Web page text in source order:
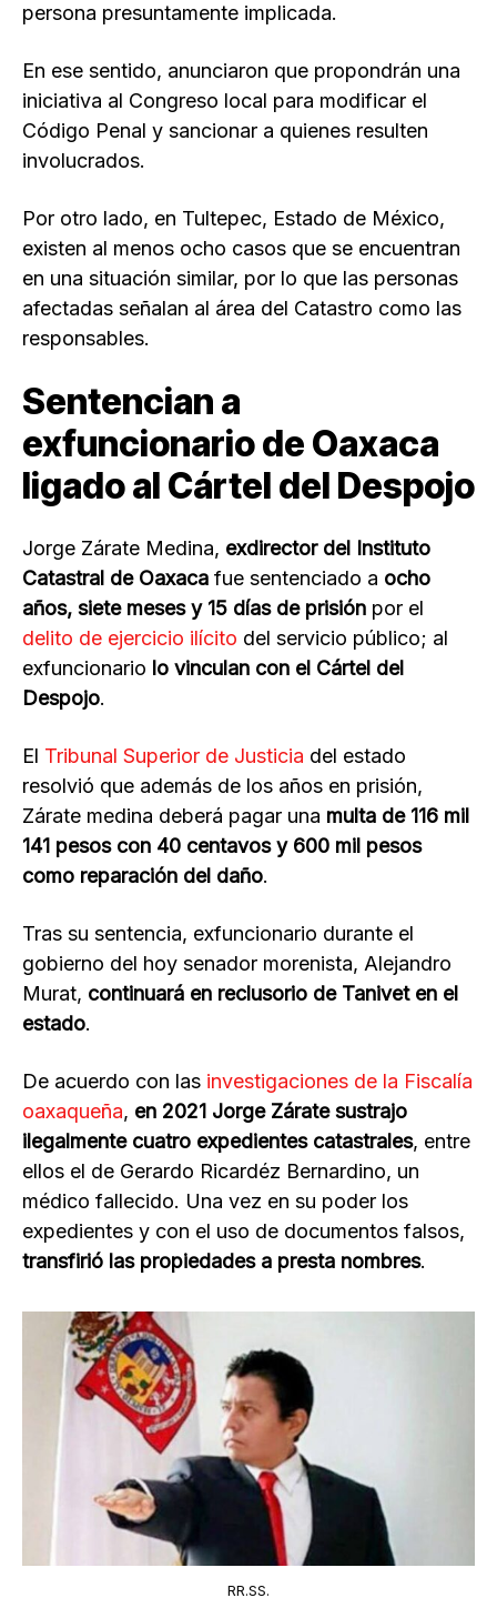
persona presuntamente implicada.
En ese sentido, anunciaron que propondrán una
iniciativa al Congreso local para modificar el
Código Penal y sancionar a quienes resulten
involucrados.
Por otro lado, en Tultepec, Estado de México,
existen al menos ocho casos que se encuentran
en una situación similar, por lo que las personas
afectadas señalan al área del Catastro como las
responsables.
Sentencian a
exfuncionario de Oaxaca
ligado al Cártel del Despojo
Jorge Zárate Medina, exdirector del Instituto
Catastral de Oaxaca fue sentenciado a ocho
años, siete meses y 15 días de prisión por el
delito de ejercicio ilícito del servicio público; al
exfuncionario lo vinculan con el Cártel del
Despojo.
El Tribunal Superior de Justicia del estado
resolvió que además de los años en prisión,
Zárate medina deberá pagar una multa de 116 mil
141 pesos con 40 centavos y 600 mil pesos
como reparación del daño.
Tras su sentencia, exfuncionario durante el
gobierno del hoy senador morenista, Alejandro
Murat, continuará en reclusorio de Tanivet en el
estado.
De acuerdo con las investigaciones de la Fiscalía
oaxaqueña, en 2021 Jorge Zárate sustrajo
ilegalmente cuatro expedientes catastrales, entre
ellos el de Gerardo Ricardéz Bernardino, un
médico fallecido. Una vez en su poder los
expedientes y con el uso de documentos falsos,
transfirió las propiedades a presta nombres.
RR.SS.